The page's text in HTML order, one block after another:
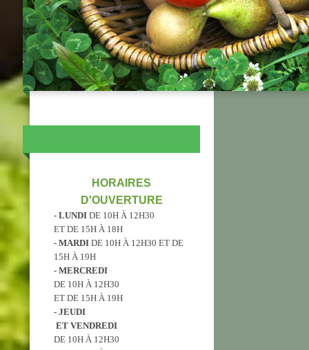
HORAIRES
D'OUVERTURE
- LUNDIDE 10H À 12H30
ET DE 15H À 18H
- MARDIDE 10H À 12H30 ET DE
15H À 19H
- MERCREDI
DE 10H À 12H30
ET DE 15H À 19H
​- JEUDI
ET VENDREDI
DE 10H À 12H30